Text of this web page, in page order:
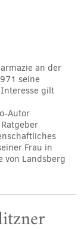
an der
seine
gilt
Autor
Frau in
von Landsberg